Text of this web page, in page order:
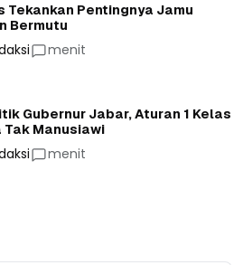
Tekankan Pentingnya Jamu
Bermutu
menit
Gubernur Jabar, Aturan 1 Kelas
Tak Manusiawi
menit